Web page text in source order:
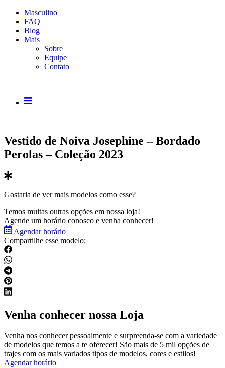
Masculino
FAQ
Blog
Mais
Sobre
Equipe
Contato
Vestido de Noiva Josephine – Bordado
Perolas – Coleção 2023
Gostaria de ver mais modelos como esse?
Temos muitas outras opções em nossa loja!
Agende um horário conosco e venha conhecer!
Agendar horário
Compartilhe esse modelo:
Venha conhecer nossa Loja
Venha nos conhecer pessoalmente e surpreenda-se com a variedade
de modelos que temos a te oferecer! São mais de 5 mil opções de
trajes com os mais variados tipos de modelos, cores e estilos!
Agendar horário